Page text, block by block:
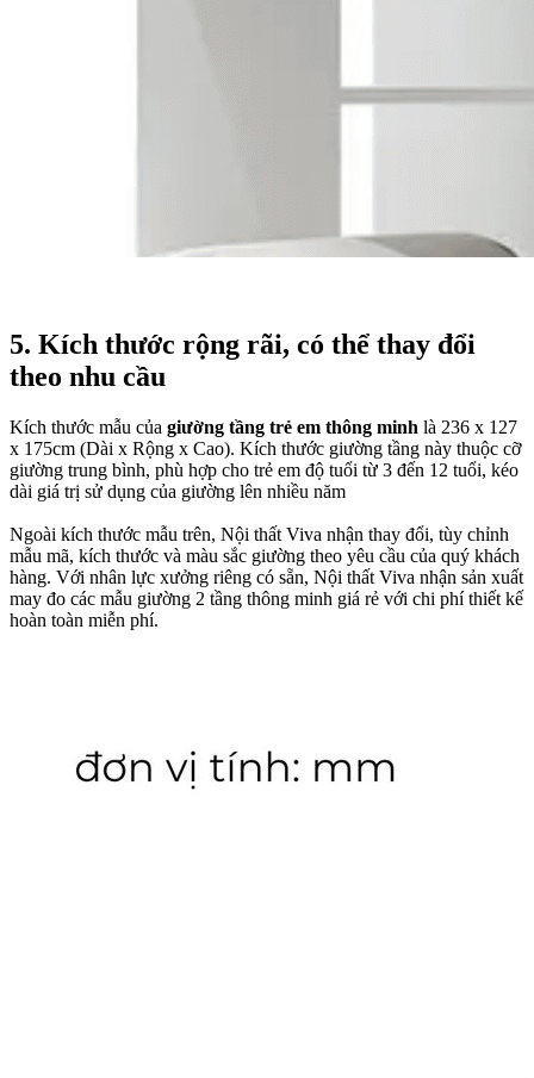
5. Kích thước rộng rãi, có thể thay đổi
theo nhu cầu
Kích thước mẫu của giường tầng trẻ em thông minh là 236 x 127
x 175cm (Dài x Rộng x Cao). Kích thước giường tầng này thuộc cỡ
giường trung bình, phù hợp cho trẻ em độ tuổi từ 3 đến 12 tuổi, kéo
dài giá trị sử dụng của giường lên nhiều năm
Ngoài kích thước mẫu trên, Nội thất Viva nhận thay đổi, tùy chỉnh
mẫu mã, kích thước và màu sắc giường theo yêu cầu của quý khách
hàng. Với nhân lực xưởng riêng có sẵn, Nội thất Viva nhận sản xuất
may đo các mẫu giường 2 tầng thông minh giá rẻ với chi phí thiết kế
hoàn toàn miễn phí.